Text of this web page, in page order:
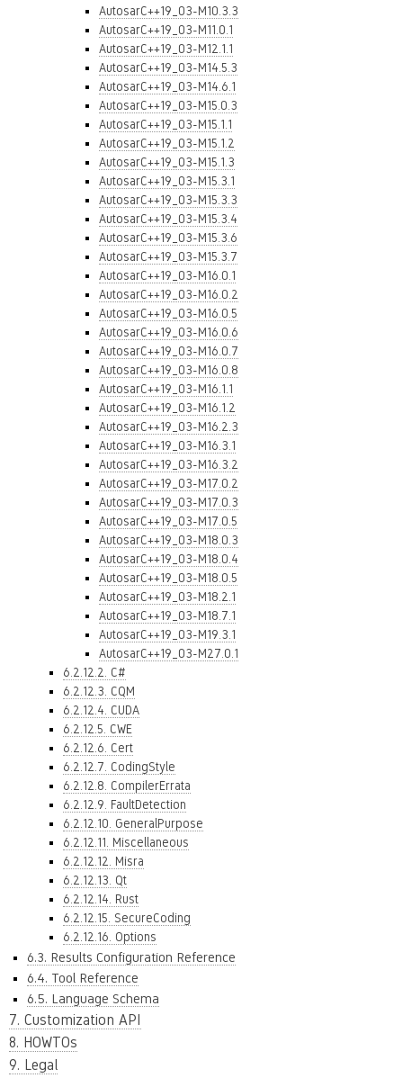
AutosarC++19_03-M10.3.3
AutosarC++19_03-M11.0.1
AutosarC++19_03-M12.1.1
AutosarC++19_03-M14.5.3
AutosarC++19_03-M14.6.1
AutosarC++19_03-M15.0.3
AutosarC++19_03-M15.1.1
AutosarC++19_03-M15.1.2
AutosarC++19_03-M15.1.3
AutosarC++19_03-M15.3.1
AutosarC++19_03-M15.3.3
AutosarC++19_03-M15.3.4
AutosarC++19_03-M15.3.6
AutosarC++19_03-M15.3.7
AutosarC++19_03-M16.0.1
AutosarC++19_03-M16.0.2
AutosarC++19_03-M16.0.5
AutosarC++19_03-M16.0.6
AutosarC++19_03-M16.0.7
AutosarC++19_03-M16.0.8
AutosarC++19_03-M16.1.1
AutosarC++19_03-M16.1.2
AutosarC++19_03-M16.2.3
AutosarC++19_03-M16.3.1
AutosarC++19_03-M16.3.2
AutosarC++19_03-M17.0.2
AutosarC++19_03-M17.0.3
AutosarC++19_03-M17.0.5
AutosarC++19_03-M18.0.3
AutosarC++19_03-M18.0.4
AutosarC++19_03-M18.0.5
AutosarC++19_03-M18.2.1
AutosarC++19_03-M18.7.1
AutosarC++19_03-M19.3.1
AutosarC++19_03-M27.0.1
6.2.12.2. C#
6.2.12.3. CQM
6.2.12.4. CUDA
6.2.12.5. CWE
6.2.12.6. Cert
6.2.12.7. CodingStyle
6.2.12.8. CompilerErrata
6.2.12.9. FaultDetection
6.2.12.10. GeneralPurpose
6.2.12.11. Miscellaneous
6.2.12.12. Misra
6.2.12.13. Qt
6.2.12.14. Rust
6.2.12.15. SecureCoding
6.2.12.16. Options
6.3. Results Configuration Reference
6.4. Tool Reference
6.5. Language Schema
7. Customization API
8. HOWTOs
9. Legal